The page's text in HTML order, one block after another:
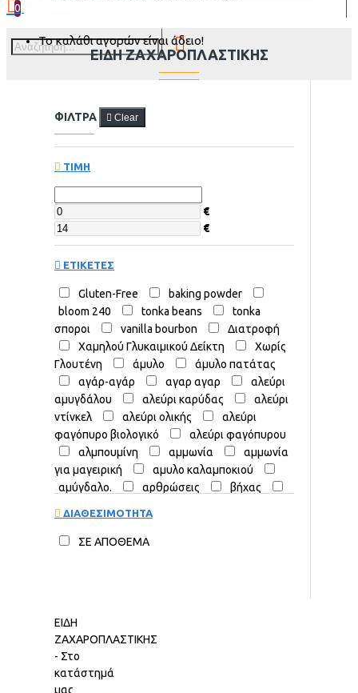
0
Το καλάθι αγορών είναι άδειο!
ΕΊΔΗ ΖΑΧΑΡΟΠΛΑΣΤΙΚΉΣ
ΦΙΛΤΡΑ Clear
ΤΙΜΗ
€
€
ΕΤΙΚΕΤΕΣ
Gluten-Free
baking powder
bloom 240
tonka beans
tonka
σποροι
vanilla bourbon
Διατροφή
Χαμηλού Γλυκαιμικού Δείκτη
Χωρίς
Γλουτένη
άμυλο
άμυλο πατάτας
αγάρ-αγάρ
αγαρ αγαρ
αλεύρι
αμυγδάλου
αλεύρι καρύδας
αλεύρι
ντίνκελ
αλεύρι ολικής
αλεύρι
φαγόπυρο βιολογικό
αλεύρι φαγόπυρου
αλμπουμίνη
αμμωνία
αμμωνία
για μαγειρική
αμυλο καλαμποκιού
αμύγδαλο.
αρθρώσεις
βήχας
βανίλια σκόνη
βανιλλίνη σκόνη
ζαχαροπλαστική
σκόνη
ιχνοστοιχεία
φυσικά
κιτρικό
ΔΙΑΘΕΣΙΜΟΤΗΤΑ
ΣΕ ΑΠΟΘΕΜΑ
ΕΙΔΗ
ΖΑΧΑΡΟΠΛΑΣΤΙΚΗΣ
- Στο
κατάστημά
μας